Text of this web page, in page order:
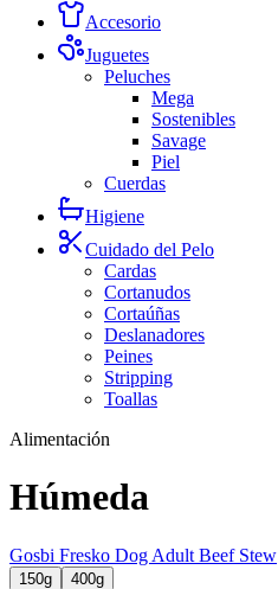
Accesorio
Juguetes
Peluches
Mega
Sostenibles
Savage
Piel
Cuerdas
Higiene
Cuidado del Pelo
Cardas
Cortanudos
Cortaúñas
Deslanadores
Peines
Stripping
Toallas
Alimentación
Húmeda
Gosbi Fresko Dog Adult Beef Stew
150g 400g